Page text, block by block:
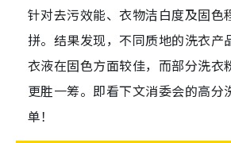
针对去污效能、衣物洁白度及固色
拼。结果发现，不同质地的洗衣产
衣液在固色方面较佳，而部分洗衣
更胜一筹。即看下文消委会的高分
单！